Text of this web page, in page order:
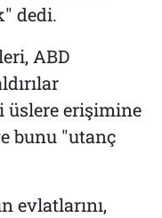
dedi.
ABD
erişimine
bunu "utanç
evlatlarını,